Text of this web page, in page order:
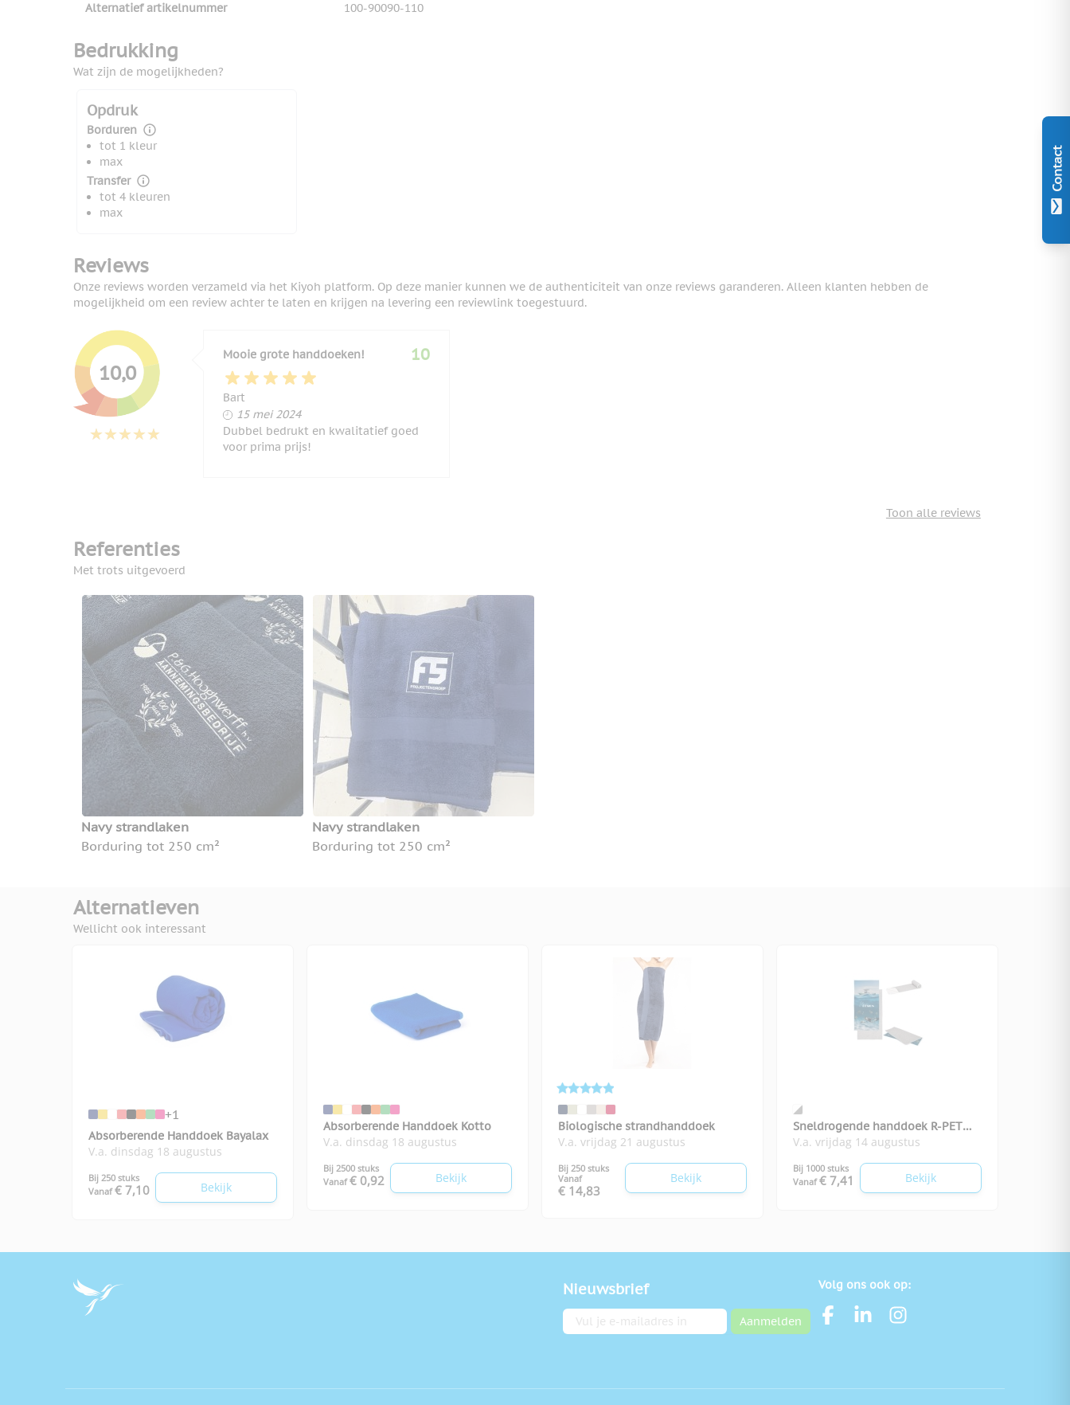
Contact
Alternatief artikelnummer
100-90090-110
Bedrukking
Wat zijn de mogelijkheden?
Opdruk
Borduren
tot 1 kleur
max
Transfer
tot 4 kleuren
max
Reviews
Onze reviews worden verzameld via het Kiyoh platform. Op deze manier kunnen we de authenticiteit van onze reviews garanderen. Alleen klanten hebben de
mogelijkheid om een review achter te laten en krijgen na levering een reviewlink toegestuurd.
10,0
Mooie grote handdoeken!
Bart
15 mei 2024
15 mei 2024
10
Dubbel bedrukt en kwalitatief goed
voor prima prijs!
Toon alle reviews
Referenties
Met trots uitgevoerd
Navy strandlaken
Borduring tot 250 cm²
Navy strandlaken
Borduring tot 250 cm²
Alternatieven
Wellicht ook interessant
+1
Absorberende Handdoek Bayalax
V.a. dinsdag 18 augustus
Bij 250 stuks
Vanaf € 7,10 Bekijk
Absorberende Handdoek Kotto
V.a. dinsdag 18 augustus
Bij 2500 stuks
Vanaf € 0,92 Bekijk
Biologische strandhanddoek
V.a. vrijdag 21 augustus
Bij 250 stuks
Vanaf
€ 14,83
Bekijk
Sneldrogende handdoek R-PET
70x140
V.a. vrijdag 14 augustus
Bij 1000 stuks
Vanaf € 7,41 Bekijk
Nieuwsbrief
E-mailadres Aanmelden
Volg ons ook op: